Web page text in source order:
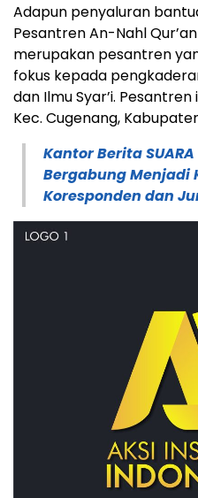
Adapun penyaluran
Pesantren An-Nahl
merupakan pesantren
fokus kepada
dan Ilmu Syar’i.
Kec. Cugenang,
Kantor Berita
Bergabung Menjadi
Koresponden dan